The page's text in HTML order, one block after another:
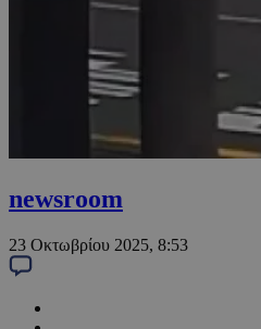
newsroom
23 Οκτωβρίου 2025, 8:53